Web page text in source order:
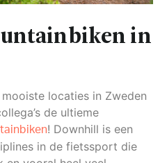
in
locaties in Zweden
de ultieme
! Downhill is een
in de fietssport die